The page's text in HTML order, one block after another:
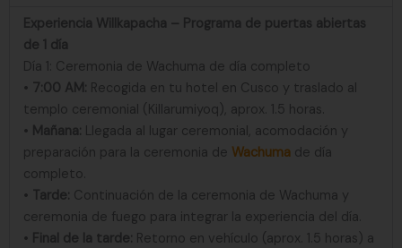
Experiencia Willkapacha – Programa de puertas abiertas
de 1 día
Día 1: Ceremonia de Wachuma de día completo
• 7:00 AM: Recogida en tu hotel en Cusco y traslado al
templo ceremonial (Killarumiyoq), aprox. 1.5 horas.
• Mañana: Llegada al lugar ceremonial, acomodación y
preparación para la ceremonia de Wachuma de día
completo.
• Tarde: Continuación de la ceremonia de Wachuma y
ceremonia de fuego para integrar la experiencia del día.
• Final de la tarde: Retorno en vehículo (aprox. 1.5 horas) a